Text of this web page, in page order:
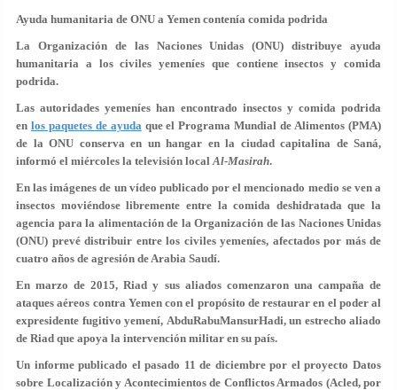
Ayuda humanitaria de ONU a Yemen contenía comida podrida
La Organización de las Naciones Unidas (ONU) distribuye ayuda
humanitaria a los civiles yemeníes que contiene insectos y comida
podrida.
Las autoridades yemeníes han encontrado insectos y comida podrida
en los paquetes de ayudaque el Programa Mundial de Alimentos (PMA)
de la ONU conserva en un hangar en la ciudad capitalina de Saná,
informó el miércoles la televisión localAl-Masirah.
En las imágenes de un vídeo publicado por el mencionado medio se ven a
insectos moviéndose libremente entre la comida deshidratada que la
agencia para la alimentación de la Organización de las Naciones Unidas
(ONU) prevé distribuir entre los civiles yemeníes, afectados por más de
cuatro años de agresión de Arabia Saudí.
En marzo de 2015, Riad y sus aliados comenzaron una campaña de
ataques aéreos contra Yemen con el propósito de restaurar en el poder al
expresidente fugitivo yemení, AbduRabuMansurHadi, un estrecho aliado
de Riad que apoya la intervención militar en su país.
Un informe publicado el pasado 11 de diciembre por el proyecto Datos
sobre Localización y Acontecimientos de Conflictos Armados (Acled, por